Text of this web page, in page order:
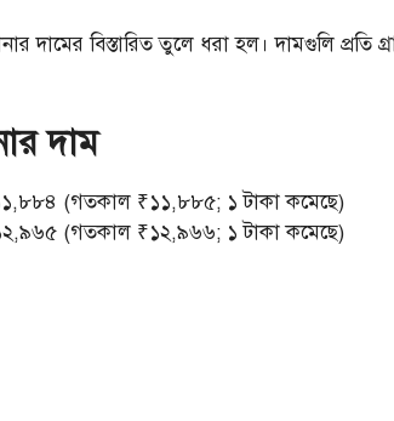
বিস্তারিত তুলে ধরা হল। দামগুলি প্রতি
দাম
(গতকাল ₹১১,৮৮৫; ১ টাকা কমেছে)
(গতকাল ₹১২,৯৬৬; ১ টাকা কমেছে)